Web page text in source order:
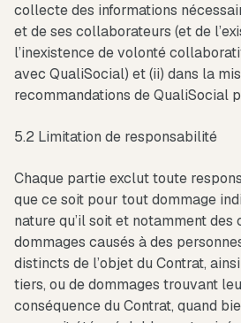
collecte des informations
et de ses collaborateurs (et de
l’inexistence de volonté
avec QualiSocial) et (ii) dans la
recommandations de QualiSocial
5.2 Limitation de responsabilité
Chaque partie exclut toute
que ce soit pour tout dommage
nature qu’il soit et notamment des
dommages causés à des
distincts de l’objet du Contrat,
tiers, ou de dommages trouvant
conséquence du Contrat, quand